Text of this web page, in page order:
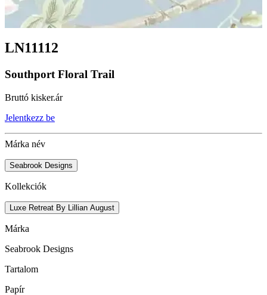
LN11112
Southport Floral Trail
Bruttó kisker.ár
Jelentkezz be
Márka név
Seabrook Designs
Kollekciók
Luxe Retreat By Lillian August
Márka
Seabrook Designs
Tartalom
Papír